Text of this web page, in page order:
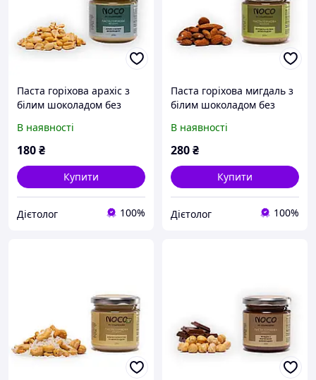
Паста горіхова арахіс з
білим шоколадом без
В наявності
180₴
Купити
Дієтолог 100%
Паста горіхова мигдаль з
білим шоколадом без
В наявності
280₴
Купити
Дієтолог 100%